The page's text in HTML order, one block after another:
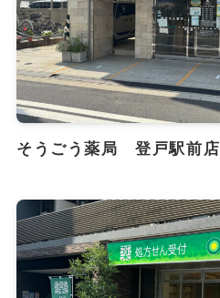
そうごう薬局 登戸駅前店